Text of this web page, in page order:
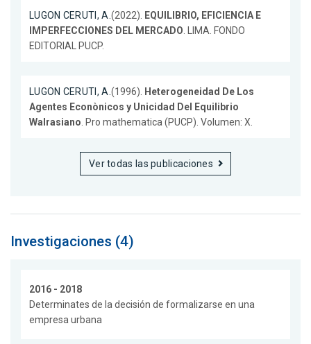
LUGON CERUTI, A. (2022).
EQUILIBRIO, EFICIENCIA E
IMPERFECCIONES DEL MERCADO . LIMA. FONDO
EDITORIAL PUCP.
LUGON CERUTI, A. (1996).
Heterogeneidad De Los
Agentes Econònicos y Unicidad Del Equilibrio
Walrasiano . Pro mathematica (PUCP). Volumen: X.
Ver todas las publicaciones
Investigaciones (4)
2016 - 2018
Determinates de la decisión de formalizarse en una
empresa urbana